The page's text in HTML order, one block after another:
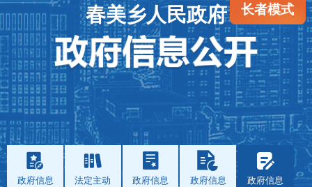
长者模式
春美乡人民政府
政府信息
法定主动
政府信息
政府信息
政府信息